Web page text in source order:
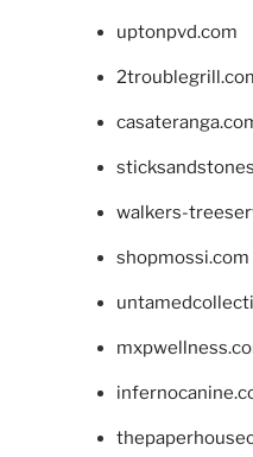
uptonpvd.com
walkers-
shopmossi.com